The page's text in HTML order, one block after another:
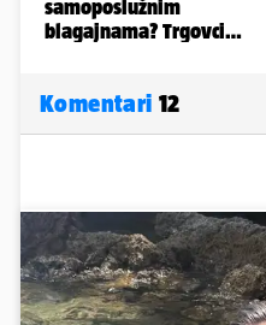
Komentari 12